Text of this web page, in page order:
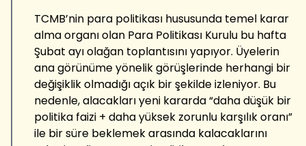
TCMB’nin para politikası hususunda temel karar
alma organı olan Para Politikası Kurulu bu hafta
Şubat ayı olağan toplantısını yapıyor. Üyelerin
ana görünüme yönelik görüşlerinde herhangi bir
değişiklik olmadığı açık bir şekilde izleniyor. Bu
nedenle, alacakları yeni kararda “daha düşük bir
politika faizi + daha yüksek zorunlu karşılık oranı”
ile bir süre beklemek arasında kalacaklarını